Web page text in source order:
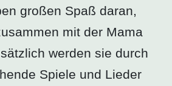
großen Spaß daran,
mit der Mama
werden sie durch
Spiele und Lieder